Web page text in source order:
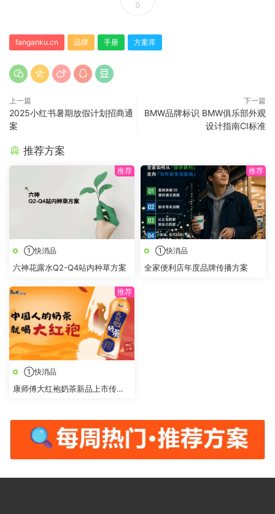
0
fanganku.cn 品牌 手册 方案库
上一篇
2025小红书暑期放假计划招商通
案
下一篇
BMW品牌标识 BMW俱乐部外观
设计指南CI标准
推荐方案
①快消品
六神花露水Q2-Q4站内种草方案
①快消品
全家便利店年度品牌传播方案
①快消品
康师傅大红袍奶茶新品上市传播